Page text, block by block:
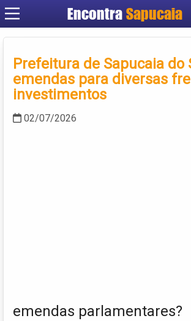
Encontra
Cadastrar
Criar conta
Prefeitura de Sapucaia do
emendas para diversas
investimentos
02/07/2026
emendas parlamentares?